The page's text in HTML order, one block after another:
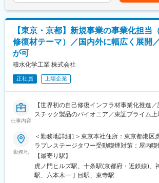
領域での新規事業創出をミッションとした部
スチック成形技術を武器に新規事業を立上げ
諸先輩同様に、現代の社会課題解決を目的
積水化学グループが社会に提供している価値’
あり、国内にとどまらず、海外の事業化に携
◆当社の魅力・特徴：
◇プラスチック製品のパイオニアとして設立
フライン」「高機能プラスチックス」の3軸
り、幅広い領域において価値発揮し、このコ
益を達成しています。「100年経っても存在
プであり続ける」ことを目標に、さまざま
質・環境などの優位性を武器に、事業を通じ
【東京・京都】新規事業の事業化担当
修復材テーマ）／国内外に幅広く展開
が可
積水化学工業 株式会社
正社員 上場企業
仕事内容
【世界初の自己修復インフラ材事業化推進
スチック製品のパイオニア／東証プライム
◆職務内容：
コンクリーション化剤の事業化に向けた、国
ング担当をお任せします。
本技術は、コンクリーション研究の世界的権
授と共同開発で進めている、自己修復性を有
勤務地
＜勤務地詳細1＞東京本社住所：東京都港区
ラプレステージタワー受動喫煙対策：屋内
務地詳細2＞京都研究所住所：京都府京都市
2 受動喫煙対策：屋内全面禁煙変更の範囲：
（リモートワーク含む）
【最寄り駅】
虎ノ門ヒルズ駅、十条駅(京都府・近鉄線)、
駅、六本木一丁目駅、東寺駅